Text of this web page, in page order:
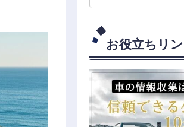
お役立ちリ